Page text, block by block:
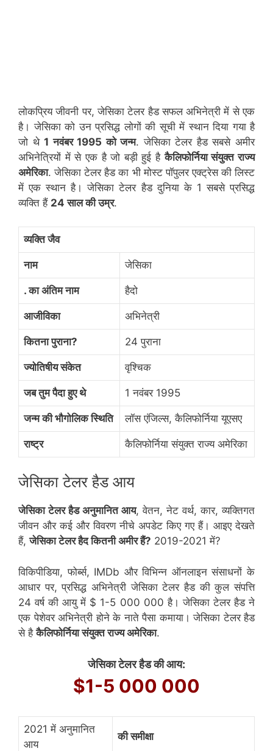
लोकप्रिय जीवनी पर, जेसिका टेलर हैड सफल अभिनेत्री में से एक
है। जेसिका को उन प्रसिद्ध लोगों की सूची में स्थान दिया गया है
जो थे1 नवंबर 1995 को जन्म. जेसिका टेलर हैड सबसे अमीर
अभिनेत्रियों में से एक है जो बड़ी हुई हैकैलिफोर्निया संयुक्त राज्य
अमेरिका. जेसिका टेलर हैड का भी मोस्ट पॉपुलर एक्ट्रेस की लिस्ट
में एक स्थान है। जेसिका टेलर हैड दुनिया के 1 सबसे प्रसिद्ध
व्यक्ति हैं 24 साल की उम्र.
व्यक्ति जैव
नाम जेसिका
. का अंतिम नाम हैदो
आजीविका अभिनेत्री
कितना पुराना? 24 पुराना
ज्योतिषीय संकेत वृश्चिक
जब तुम पैदा हुए थे 1 नवंबर 1995
जन्म की भौगोलिक स्थिति लॉस एंजिल्स, कैलिफोर्निया यूएसए
राष्ट्र कैलिफोर्निया संयुक्त राज्य अमेरिका
जेसिका टेलर हैड आय
जेसिका टेलर हैड अनुमानित आय, वेतन, नेट वर्थ, कार, व्यक्तिगत
जीवन और कई और विवरण नीचे अपडेट किए गए हैं। आइए देखते
हैं,जेसिका टेलर हैद कितनी अमीर हैं? 2019-2021 में?
विकिपीडिया, फोर्ब्स, IMDb और विभिन्न ऑनलाइन संसाधनों के
आधार पर, प्रसिद्ध अभिनेत्री जेसिका टेलर हैड की कुल संपत्ति
24 वर्ष की आयु में $ 1-5 000 000 है। जेसिका टेलर हैड ने
एक पेशेवर अभिनेत्री होने के नाते पैसा कमाया। जेसिका टेलर हैड
से हैकैलिफोर्निया संयुक्त राज्य अमेरिका.
जेसिका टेलर हैड की आय:
$1-5 000 000
2021 में अनुमानित
आय
की समीक्षा